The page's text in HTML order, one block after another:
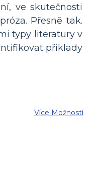
ve skutečnosti
Přesně tak.
typy literatury v
příklady
Více Možností